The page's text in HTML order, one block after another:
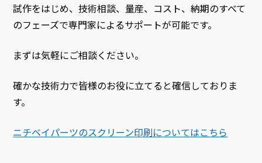
試作をはじめ、技術相談、量産、コスト、納期のすべて
のフェーズで専門家によるサポートが可能です。
まずは気軽にご相談ください。
確かな技術力で皆様のお役に立てると確信しておりま
す。
ニチベイパーツのスクリーン印刷についてはこちら